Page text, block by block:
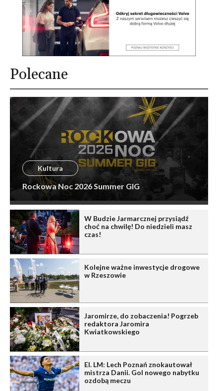
Polecane
Kultura
Rockowa Noc 2026 Summer GIG
W Budzie Jarmarcznej przysiądź
choć na chwilę! Do niedzieli masz
czas!
Kolejne ważne inwestycje drogowe
w Rzeszowie
Jaromirze, do zobaczenia! Pogrzeb
redaktora Jaromira
Kwiatkowskiego
El. LM: Lech Poznań znokautował
mistrza Danii. Gol nowego nabytku
ozdobą meczu